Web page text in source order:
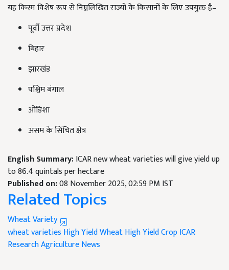
यह किस्म विशेष रूप से निम्नलिखित राज्यों के किसानों के लिए उपयुक्त है–
पूर्वी उत्तर प्रदेश
बिहार
झारखंड
पश्चिम बंगाल
ओडिशा
असम के सिंचित क्षेत्र
English Summary:ICAR new wheat varieties will give yield up
to 86.4 quintals per hectare
Published on:08 November 2025, 02:59 PM IST
Related Topics
Wheat Variety
wheat varieties High Yield WheatHigh Yield CropICAR
ResearchAgriculture News